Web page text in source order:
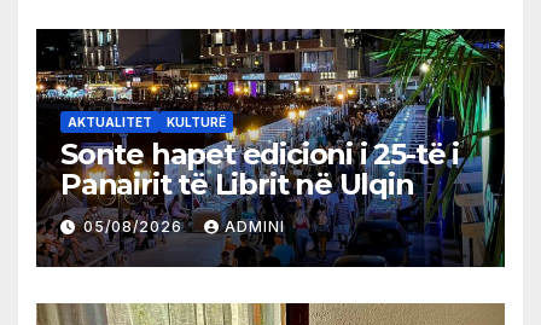
AKTUALITET KULTURË
Sonte hapet edicioni i 25-të i
Panairit të Librit në Ulqin
05/08/2026 ADMINI